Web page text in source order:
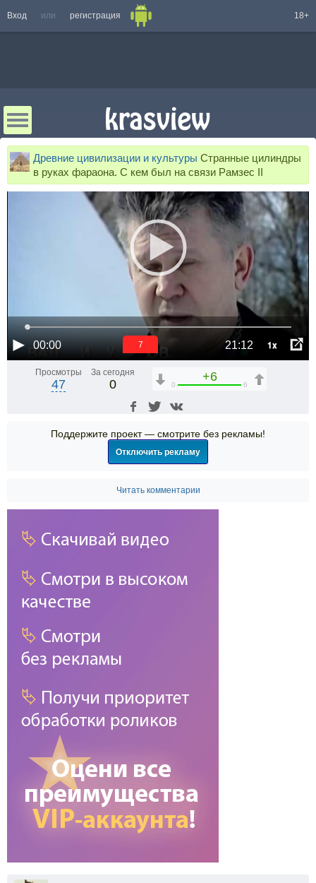
Вход или регистрация 18+
Древние цивилизации и культуры Странные цилиндры
в руках фараона. С кем был на связи Рамзес II
00:00 21:12 1x
6
Просмотры
47
За сегодня
0
+6
0 6
Поддержите проект — смотрите без рекламы!
Отключить рекламу
Читать комментарии